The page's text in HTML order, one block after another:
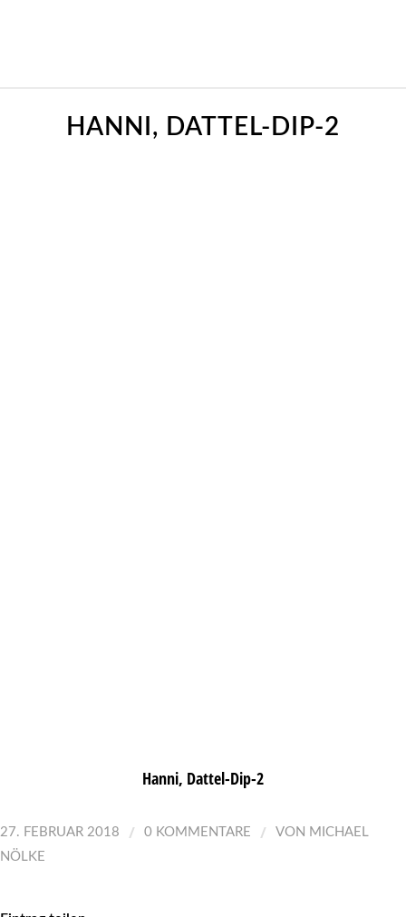
HANNI, DATTEL-DIP-2
Hanni, Dattel-Dip-2
27. FEBRUAR 2018 / 0 KOMMENTARE / VON MICHAEL
NÖLKE